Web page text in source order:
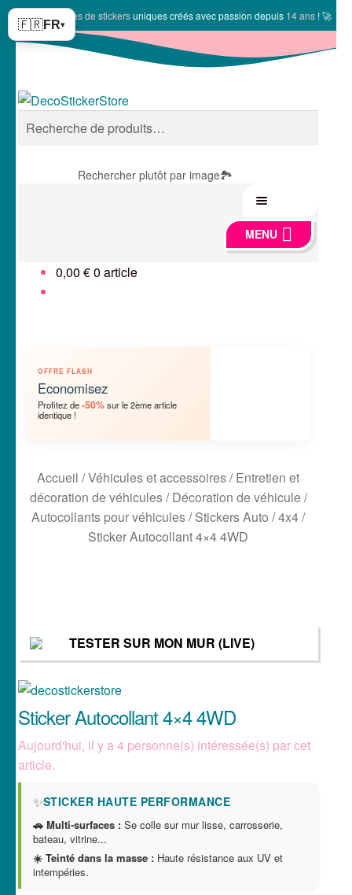
🇫🇷FR▾
✨ 10150 modèles de stickersuniques créés avec passion depuis 14 ans! 🚀
Aller
la
Aller
au
contenu
Recherche
pour :
RECHERCHE
Rechercher plutôt par image🏞️
MENU
🍏 Boutique
🐾 Stickers Animaux
🏡 Stickers décoration maison
🖨 3D et divers
🐣 Décoration chambre Enfants
Fait au Japon 🇯🇵
Votre espace
0,00 €0 article
OFFRE FLASH
Economisez
Profitez de-50%sur le 2ème article
identique !
Accueil /Véhicules et accessoires/Entretien et
décoration de véhicules/Décoration de véhicule/
Autocollants pour véhicules/Stickers Auto /4x4/
Sticker Autocollant 4×4 4WD
TESTER SUR MON MUR (LIVE)
Sticker Autocollant 4×4 4WD
Aujourd'hui, il y a 4 personne(s) intéressée(s) par cet
article.
✨STICKER HAUTE PERFORMANCE
🚗 Multi-surfaces :Se colle sur mur lisse, carrosserie,
bateau, vitrine...
☀️ Teinté dans la masse :Haute résistance aux UV et
intempéries.